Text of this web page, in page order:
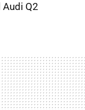
Q2